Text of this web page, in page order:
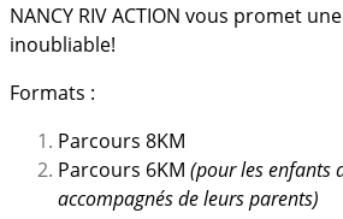
NANCY RIV ACTION vous promet
inoubliable!
Formats :
Parcours 8KM
Parcours 6KM (pour les enfants
accompagnés de leurs parents)